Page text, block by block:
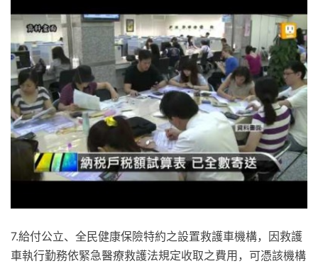
7.給付公立、全民健康保險特約之設置救護車機構，因救護
車執行勤務依緊急醫療救護法規定收取之費用，可憑該機構